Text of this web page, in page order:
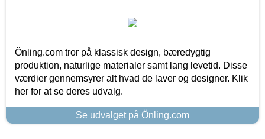
Önling.com tror på klassisk design, bæredygtig
produktion, naturlige materialer samt lang levetid. Disse
værdier gennemsyrer alt hvad de laver og designer. Klik
her for at se deres udvalg.
Se udvalget på Önling.com